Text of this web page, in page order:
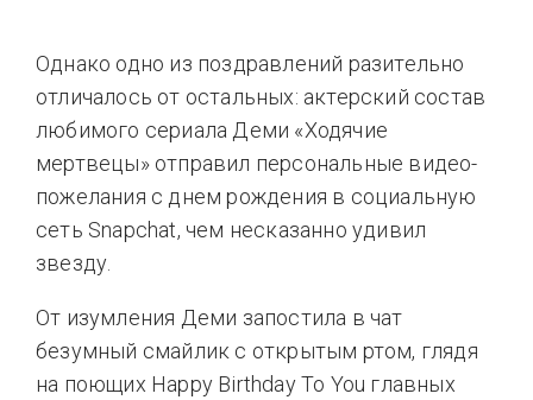
Однако одно из поздравлений разительно
отличалось от остальных: актерский состав
любимого сериала Деми «Ходячие
мертвецы» отправил персональные видео-
пожелания с днем рождения в социальную
сеть Snapchat, чем несказанно удивил
звезду.
От изумления Деми запостила в чат
безумный смайлик с открытым ртом, глядя
на поющих Happy Birthday To You главных